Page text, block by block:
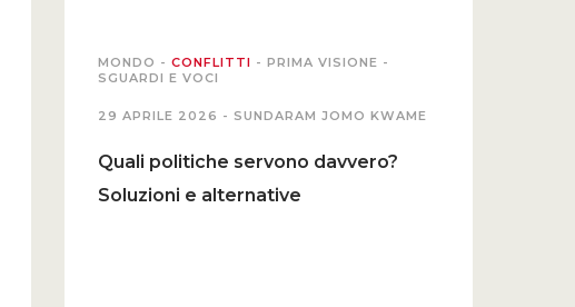
MONDO -CONFLITTI -PRIMA VISIONE -
SGUARDI E VOCI
29 APRILE 2026 -SUNDARAM JOMO KWAME
Quali politiche servono davvero?
Soluzioni e alternative